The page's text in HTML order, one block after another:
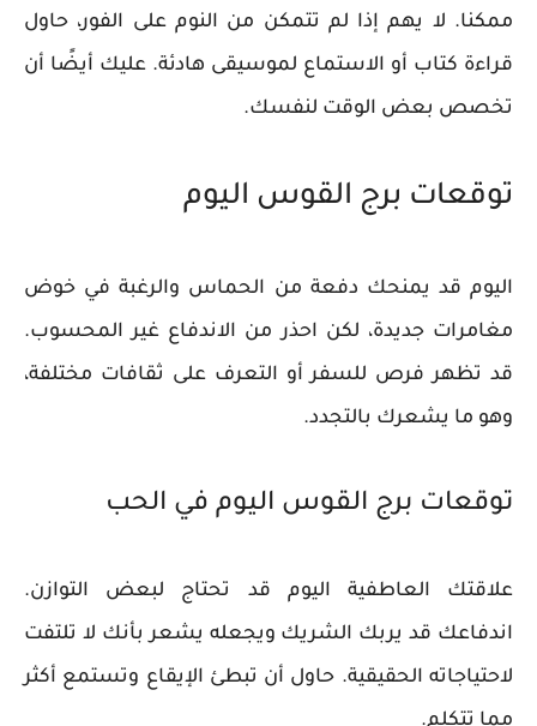
ممكنا. لا يهم إذا لم تتمكن من النوم على الفور، حاول
قراءة كتاب أو الاستماع لموسيقى هادئة. عليك أيضًا أن
تخصص بعض الوقت لنفسك.
توقعات برج القوس اليوم
اليوم قد يمنحك دفعة من الحماس والرغبة في خوض
مغامرات جديدة، لكن احذر من الاندفاع غير المحسوب.
قد تظهر فرص للسفر أو التعرف على ثقافات مختلفة،
وهو ما يشعرك بالتجدد.
توقعات برج القوس اليوم في الحب
علاقتك العاطفية اليوم قد تحتاج لبعض التوازن.
اندفاعك قد يربك الشريك ويجعله يشعر بأنك لا تلتفت
لاحتياجاته الحقيقية. حاول أن تبطئ الإيقاع وتستمع أكثر
مما تتكلم.